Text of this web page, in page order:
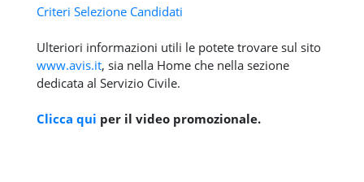
Criteri Selezione Candidati
Ulteriori informazioni utili le potete trovare sul sito
www.avis.it, sia nella Home che nella sezione
dedicata al Servizio Civile.
Clicca qui per il video promozionale.